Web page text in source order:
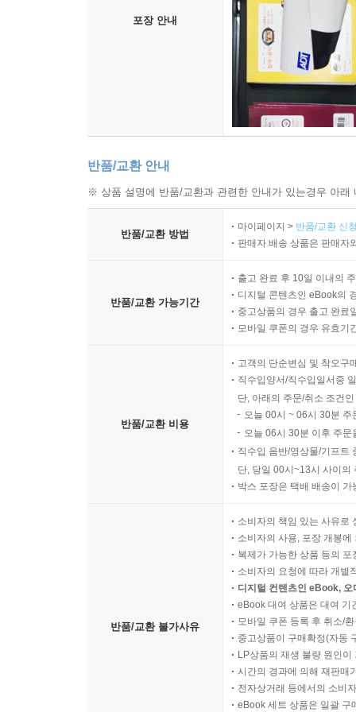
포장 안내
반품/교환 안내
※ 상품 설명에 반품/교환과 관련한 안내가 있는경우 아
반품/교환 방법
마이페이지 > 반품/교환 신
판매자 배송 상품은 판매자
반품/교환 가능기간
출고 완료 후 10일 이내의
디지털 콘텐츠인 eBook의
중고상품의 경우 출고 완료
모바일 쿠폰의 경우 유효기
반품/교환 비용
고객의 단순변심 및 착오구
직수입양서/직수입일서중
단, 아래의 주문/취소 조건
오늘 00시 ~ 06시 30분
오늘 06시 30분 이후 주
직수입 음반/영상물/기프트
단, 당일 00시~13시 사이의
박스 포장은 택배 배송이
반품/교환 불가사유
소비자의 책임 있는 사유로
소비자의 사용, 포장 개봉
복제가 가능한 상품 등의
소비자의 요청에 따라 개별
디지털 컨텐츠인 eBook,
eBook 대여 상품은 대여 기
모바일 쿠폰 등록 후 취소/
중고상품이 구매확정(자동
LP상품의 재생 불량 원인
시간의 경과에 의해 재판매
전자상거래 등에서의 소비
eBook 세트 상품은 일괄 구